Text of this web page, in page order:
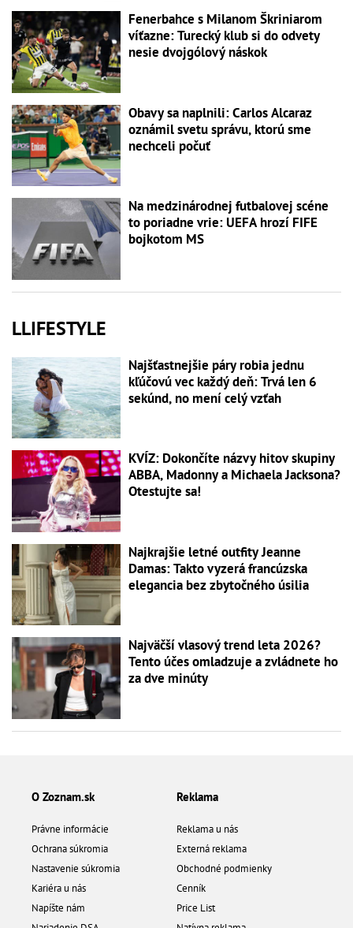
Fenerbahce s Milanom Škriniarom
víťazne: Turecký klub si do odvety
nesie dvojgólový náskok
Obavy sa naplnili: Carlos Alcaraz
oznámil svetu správu, ktorú sme
nechceli počuť
Na medzinárodnej futbalovej scéne
to poriadne vrie: UEFA hrozí FIFE
bojkotom MS
LLIFESTYLE
Najšťastnejšie páry robia jednu
kľúčovú vec každý deň: Trvá len 6
sekúnd, no mení celý vzťah
KVÍZ: Dokončíte názvy hitov skupiny
ABBA, Madonny a Michaela Jacksona?
Otestujte sa!
Najkrajšie letné outfity Jeanne
Damas: Takto vyzerá francúzska
elegancia bez zbytočného úsilia
Najväčší vlasový trend leta 2026?
Tento účes omladzuje a zvládnete ho
za dve minúty
O Zoznam.sk
Právne informácie
Ochrana súkromia
Nastavenie súkromia
Kariéra u nás
Napíšte nám
Reklama
Reklama u nás
Externá reklama
Obchodné podmienky
Cenník
Price List